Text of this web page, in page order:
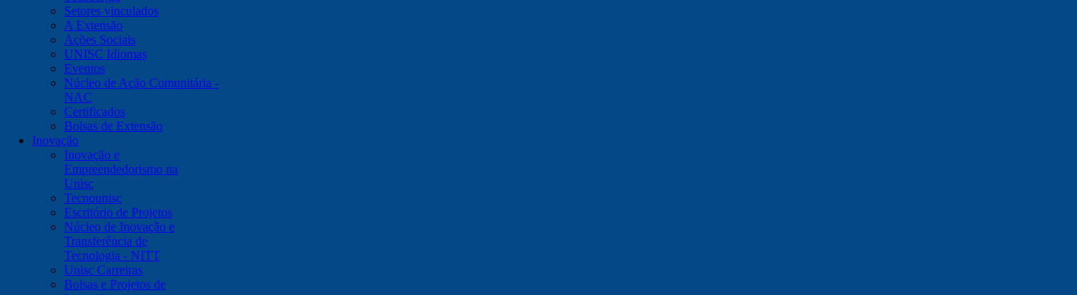
Setores vinculados
A Extensão
Ações Sociais
UNISC Idiomas
Eventos
Núcleo de Ação Comunitária -
NAC
Certificados
Bolsas de Extensão
Inovação
Inovação e
Empreendedorismo na
Unisc
Tecnounisc
Escritório de Projetos
Núcleo de Inovação e
Transferência de
Tecnologia - NITT
Unisc Carreiras
Bolsas e Projetos de